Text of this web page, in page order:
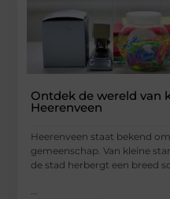
Ontdek de wereld van
Heerenveen
Heerenveen staat bekend
gemeenschap. Van kleine
de stad herbergt een breed